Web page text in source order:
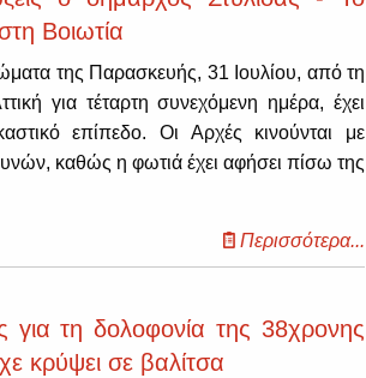
Βοιωτία
της Παρασκευής, 31 Ιουλίου, από τη
για τέταρτη συνεχόμενη ημέρα, έχει
επίπεδο. Οι Αρχές κινούνται με
καθώς η φωτιά έχει αφήσει πίσω της
Περισσότερα...
τη δολοφονία της 38χρονης
κρύψει σε βαλίτσα